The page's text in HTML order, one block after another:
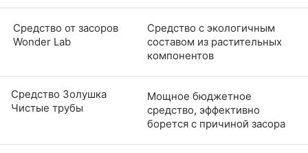
Средство от засоров
Wonder Lab
Средство с экологичным
составом из растительных
компонентов
Средство Золушка
Чистые трубы
Мощное бюджетное
средство, эффективно
борется с причиной засора